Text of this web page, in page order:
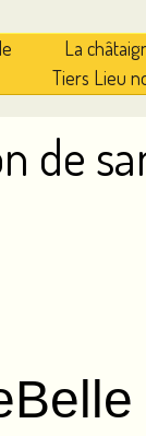
La
Tiers Lieu
de